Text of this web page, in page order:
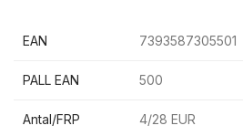
EAN 7393587305501
PALL EAN 500
Antal/FRP 4/28 EUR